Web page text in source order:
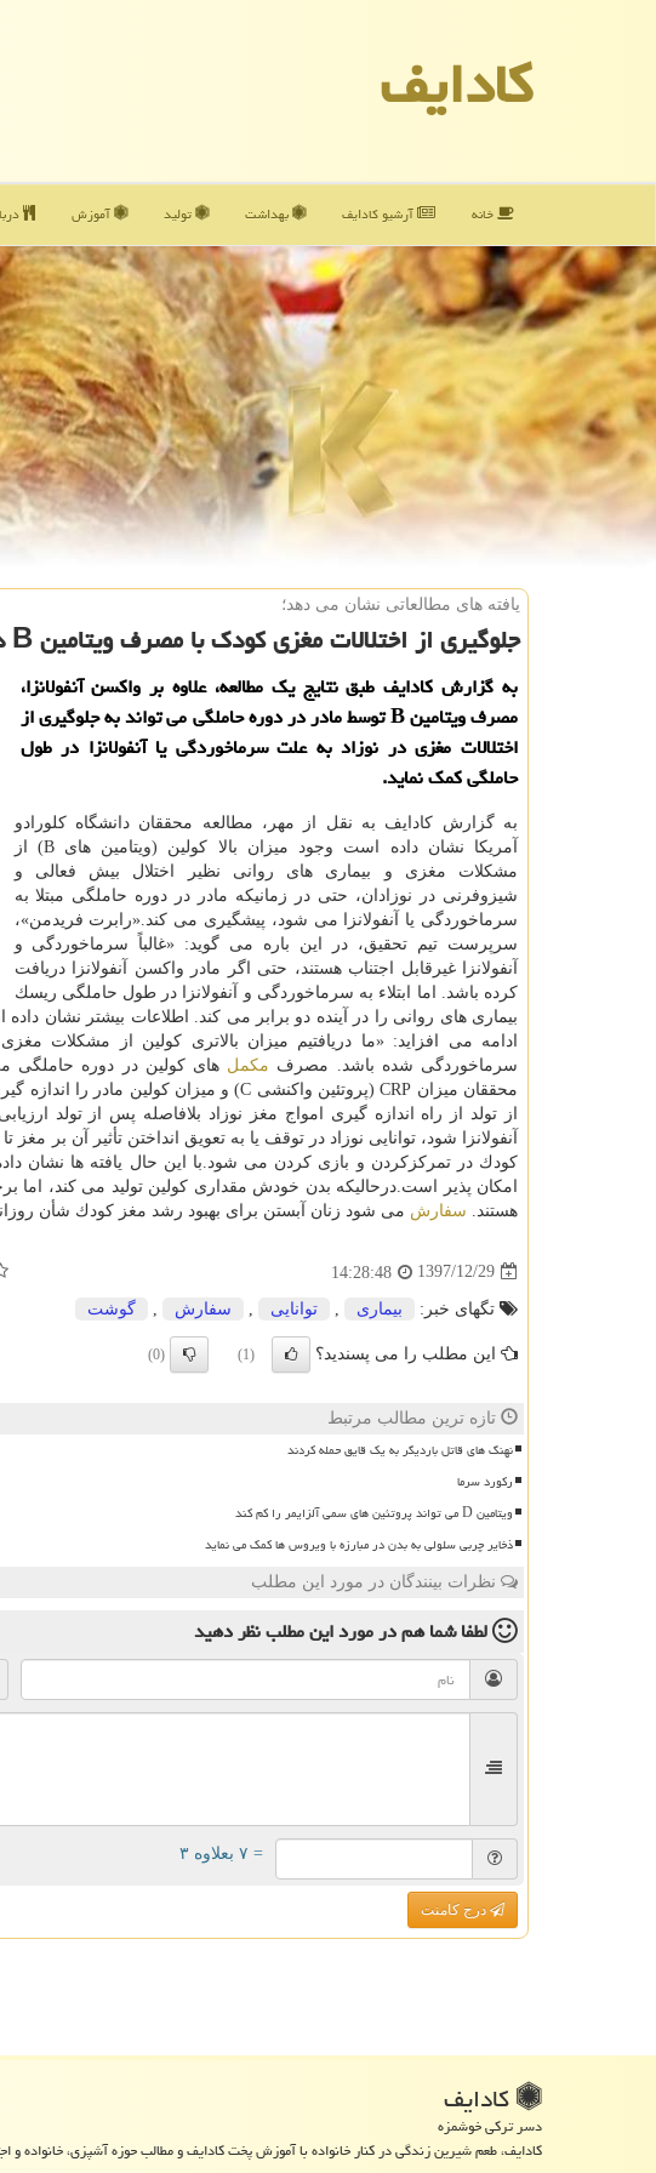
كادایف
خانه آرشیو كادایف بهداشت تولید آموزش
یافته های مطالعاتی نشان می دهد؛
جلوگیری از اختلالات مغزی كودك با مصرف ویتامین B در دوره حاملگی
به گزارش كادایف طبق نتایج یك مطالعه، علاوه بر واكسن آنفولانزا،
مصرف ویتامین B توسط مادر در دوره حاملگی می تواند به جلوگیری از
اختلالات مغزی در نوزاد به علت سرماخوردگی یا آنفولانزا در طول
حاملگی كمك نماید.
به گزارش كادایف به نقل از مهر، مطالعه محققان دانشگاه كلورادو
آمریكا نشان داده است وجود میزان بالا كولین (ویتامین های B) از
مشكلات مغزی و بیماری های روانی نظیر اختلال بیش فعالی و
شیزوفرنی در نوزادان، حتی در زمانیكه مادر در دوره حاملگی مبتلا به
سرماخوردگی یا آنفولانزا می شود، پیشگیری می كند.«رابرت فریدمن»،
سرپرست تیم تحقیق، در این باره می گوید: «غالباً سرماخوردگی و
آنفولانزا غیرقابل اجتناب هستند، حتی اگر مادر واكسن آنفولانزا دریافت
كرده باشد. اما ابتلاء به سرماخوردگی و آنفولانزا در طول حاملگی ریسك
بیماری های روانی را در آینده دو برابر می كند. اطلاعات بیشتر نشان
ادامه می افزاید: «ما دریافتیم میزان بالاتری كولین از مشكلات
سرماخوردگی شده باشد. مصرف مكمل های كولین در دوره حاملگی
كودك در تمركزكردن و بازی كردن می شود.با این حال یافته ها نشان
امكان پذیر است.درحالیكه بدن خودش مقداری كولین تولید می كند، اما
هستند. سفارش می شود زنان آبستن برای بهبود رشد مغز كودك شأن روزانه ۴۵۰ میلیگرم كولین مصرف
1397/12/29
14:28:48
تگهای خبر: بیماری , توانایی , سفارش , گوشت
این مطلب را می پسندید؟ (1)
(0)
تازه ترین مطالب مرتبط
نهنگ های قاتل باردیگر به یک قایق حمله کردند
رکورد سرما
ویتامین D می تواند پروتئین های سمی آلزایمر را کم کند
ذخایر چربی سلولی به بدن در مبارزه با ویروس ها کمک می نماید
نظرات بینندگان در مورد این مطلب
لطفا شما همدر مورد این مطلبنظر دهید
= ۷ بعلاوه ۳
درج کامنت
كادایف
دسر ترکی خوشمزه
کادایف، طعم شیرین زندگی در کنار خانواده با آموزش پخت کادایف و مطالب حوزه آشپزی، خانواده و